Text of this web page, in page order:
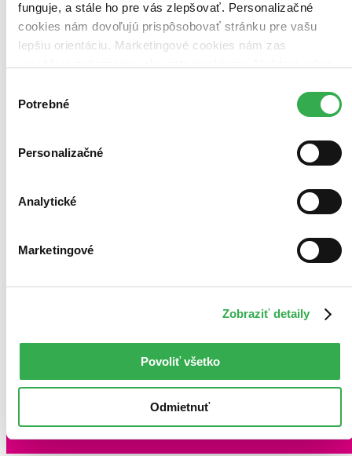
funguje, a stále ho pre vás zlepšovať. Personalizačné
cookies nám dovoľujú prispôsobovať stránku pre vašu
lepšiu orientáciu. Marketingové cookies nám zas
keby sme mohli používať všetky tieto cookies. Ďakujeme!
súhlasu
Potrebné
Personalizačné
Analytické
Marketingové
Zobraziť detaily
Povoliť všetko
Odmietnuť